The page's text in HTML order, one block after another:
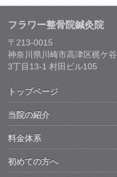
フラワー整骨院鍼灸院
〒213-0015
神奈川県川崎市高津区梶ケ谷
3丁目13-1 村田ビル105
トップページ
当院の紹介
料金体系
初めての方へ